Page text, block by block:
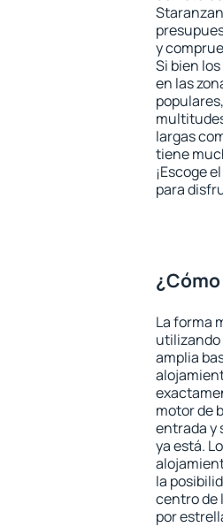
y
Si bien
en las
largas
tiene
¡Escoge
para
La forma
utilizando
amplia
motor de
entrada y
ya está.
la
centro de
por